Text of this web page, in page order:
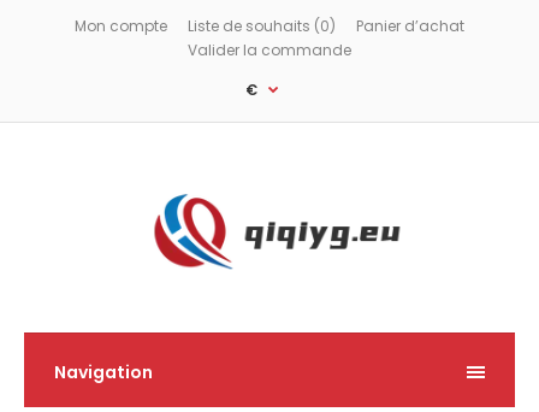
Mon compte Liste de souhaits (0)
Panier d’achat
Valider la commande
€
Navigation